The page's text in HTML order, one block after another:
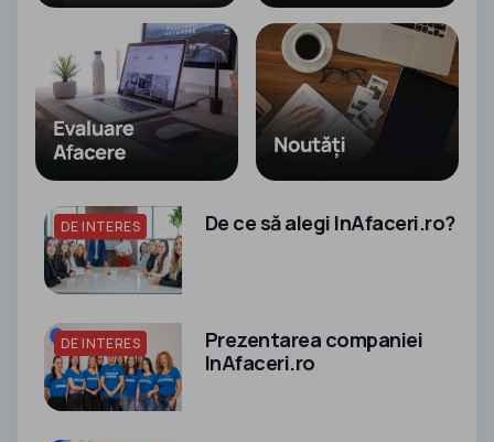
DE INTERES De ce să alegi InAfaceri.ro?
DE INTERES
Prezentarea companiei
InAfaceri.ro